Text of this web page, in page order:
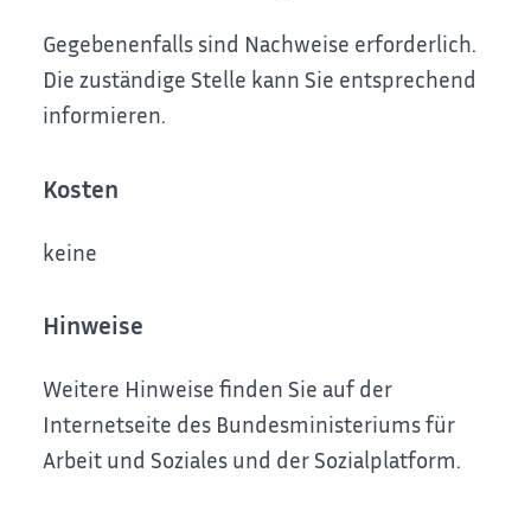
Gegebenenfalls sind Nachweise erforderlich.
Die zuständige Stelle kann Sie entsprechend
informieren.
Kosten
keine
Hinweise
Weitere Hinweise finden Sie auf der
Internetseite des Bundesministeriums für
Arbeit und Soziales und der Sozialplatform.